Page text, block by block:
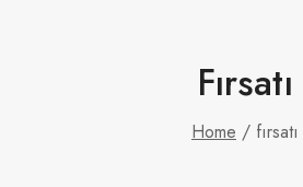
Fırsatı
Home / fırsatı